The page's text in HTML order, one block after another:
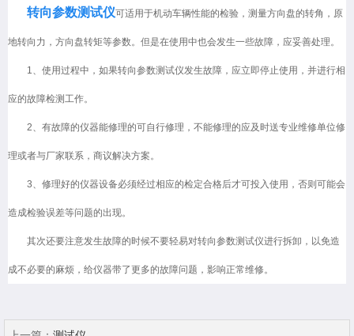
转向参数测试仪可适用于机动车辆性能的检验，测量方向盘的转角，原
地转向力，方向盘转矩等参数。但是在使用中也会发生一些故障，应妥善处理。
1、使用过程中，如果转向参数测试仪发生故障，应立即停止使用，并进行相
应的故障检测工作。
2、有故障的仪器能修理的可自行修理，不能修理的应及时送专业维修单位修
理或者与厂家联系，商议解决方案。
3、修理好的仪器设备必须经过相应的检定合格后才可投入使用，否则可能会
造成检验误差等问题的出现。
其次还要注意发生故障的时候不要轻易对转向参数测试仪进行拆卸，以免造
成不必要的麻烦，给仪器带了更多的故障问题，影响正常维修。